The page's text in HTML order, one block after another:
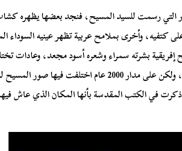
رسمت للسيد المسيح، فنجد بعضها يظهره
كتفيه، وأخرى بملامح عربية تظهر عينيه السوداء
بشرته سمراء وشعره أسود مجعد، وعادات
بحسب ثقافة الرسام، ولكن على مدار 2000 عام اختلفت
في الكتب المقدسة بأنها المكان الذي عاش